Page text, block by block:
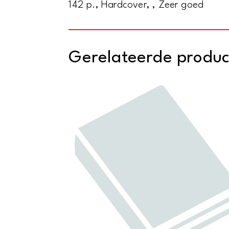
142 p., Hardcover, , Zeer goed
Gerelateerde